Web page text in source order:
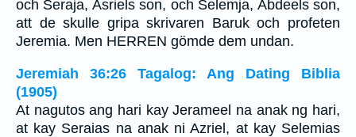
och Seraja, Asriels son, och Selemja, Abdeels son,
att de skulle gripa skrivaren Baruk och profeten
Jeremia. Men HERREN gömde dem undan.
Jeremiah 36:26 Tagalog: Ang Dating Biblia
(1905)
At nagutos ang hari kay Jerameel na anak ng hari,
at kay Seraias na anak ni Azriel, at kay Selemias